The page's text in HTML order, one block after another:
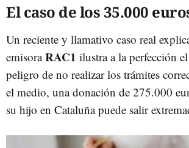
El caso de los 35.000
Un reciente y llamativo caso real
emisoraRAC1 ilustra a la perfección
peligro de no realizar los trámites
el medio, una donación de 275.000
su hijo en Cataluña puede salir